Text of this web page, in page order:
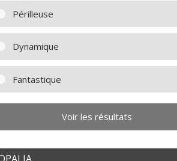
Périlleuse
Dynamique
Fantastique
Voir les résultats